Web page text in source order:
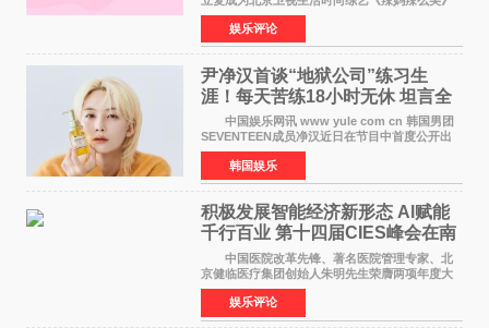
的特别赞助商,明星辣妈袁咏仪倾情参与，向广大
都市女性传递健康生活新主张，寄语当代女性在
家庭与自我之间
娱乐评论
尹净汉首谈“地狱公司”练习生
涯！每天苦练18小时无休 坦言全
靠成员撑过来
中国娱乐网讯 www yule com cn 韩国男团
SEVENTEEN成员净汉近日在节目中首度公开出
道前的残酷练习生经历，并提及经纪公司Pledis
娱乐，引发广泛关注。 在8月2日播出的日本
TBS综艺节目《周
韩国娱乐
积极发展智能经济新形态 Al赋能
千行百业 第十四届CIES峰会在南
京盛大召开
中国医院改革先锋、著名医院管理专家、北
京健临医疗集团创始人朱明先生荣膺两项年度大
奖 2026年7月31日，盛夏金陵，长江之畔，
以重落地·真务实·强链接为主题的2026&lsquo;人
工智能+&rsquo
娱乐评论